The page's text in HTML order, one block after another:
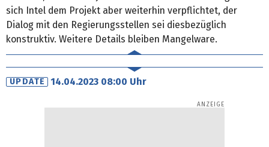
sich Intel dem Projekt aber weiterhin verpflichtet, der
Dialog mit den Regierungsstellen sei diesbezüglich
konstruktiv. Weitere Details bleiben Mangelware.
UPDATE 14.04.2023 08:00 Uhr